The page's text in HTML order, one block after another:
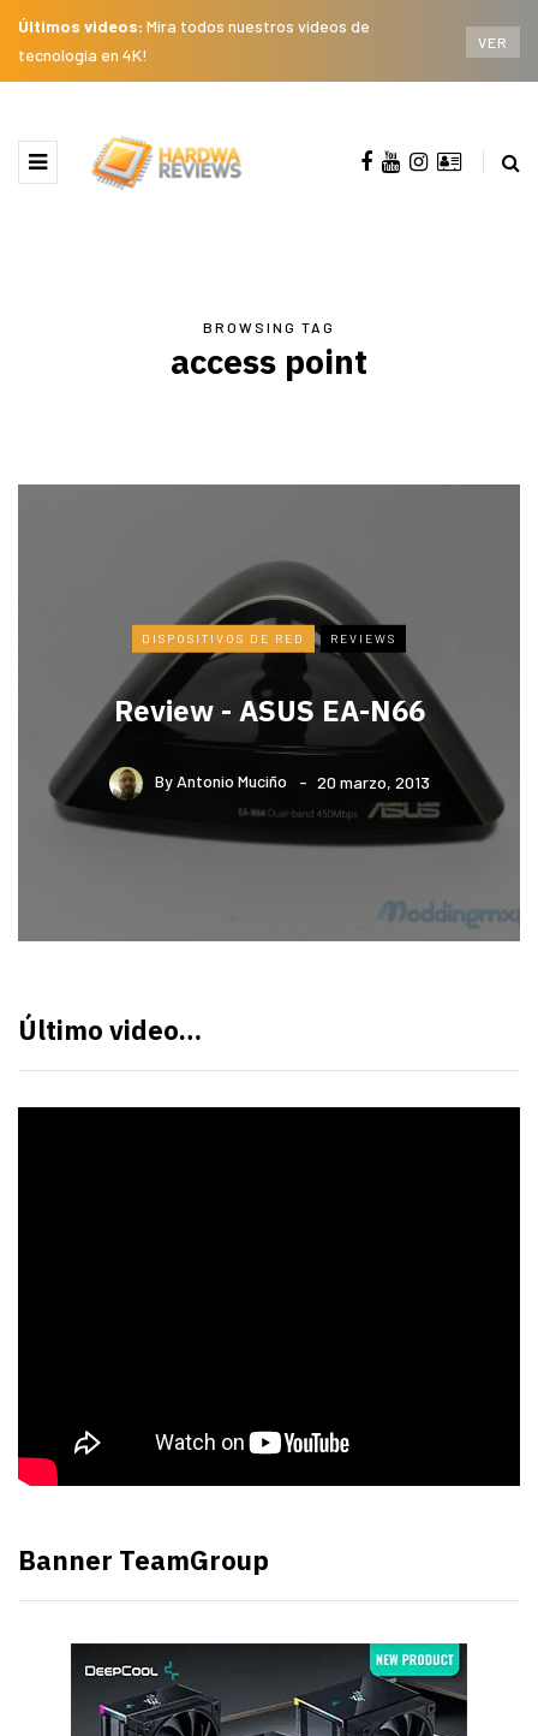
Últimos videos: Mira todos nuestros videos de
tecnología en 4K!
VER
BROWSING TAG
access point
DISPOSITIVOS DE RED REVIEWS
Review - ASUS EA-N66
By Antonio Muciño 20 marzo, 2013
Último video…
Banner TeamGroup